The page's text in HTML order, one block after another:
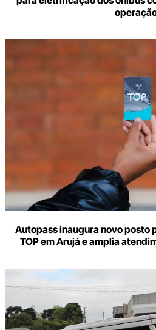
Autopass inaugura novo posto
TOP em Arujá e amplia